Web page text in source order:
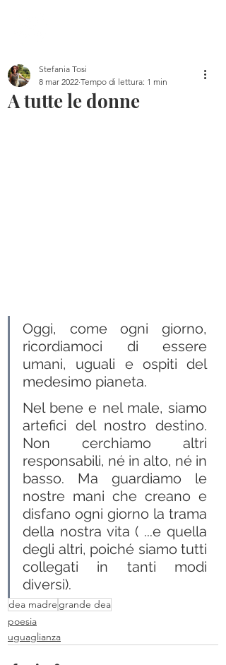
A tutte le donne
Stefania Tosi
8 mar 2022 Tempo di lettura: 1 min
Oggi, come ogni giorno,
ricordiamoci di essere
umani, uguali e ospiti del
medesimo pianeta.
Nel bene e nel male, siamo
artefici del nostro destino.
Non cerchiamo altri
responsabili, né in alto, né in
basso. Ma guardiamo le
nostre mani che creano e
disfano ogni giorno la trama
della nostra vita ( ...e quella
degli altri, poiché siamo tutti
collegati in tanti modi
diversi).
dea madre grande dea
poesia
uguaglianza